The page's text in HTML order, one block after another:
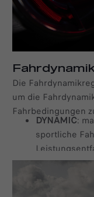
Die
um die
Fahrbedingungen
DYNAMIC:
sportliche
Agilität und